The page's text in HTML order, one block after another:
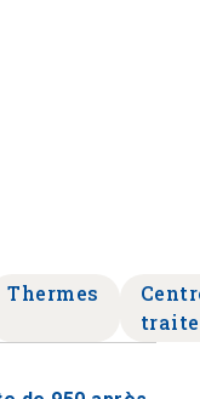
Thermes